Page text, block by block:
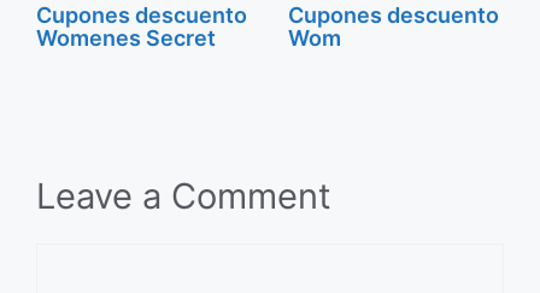
Cupones descuento
Womenes Secret
Cupones descuento
Wom
Leave a Comment